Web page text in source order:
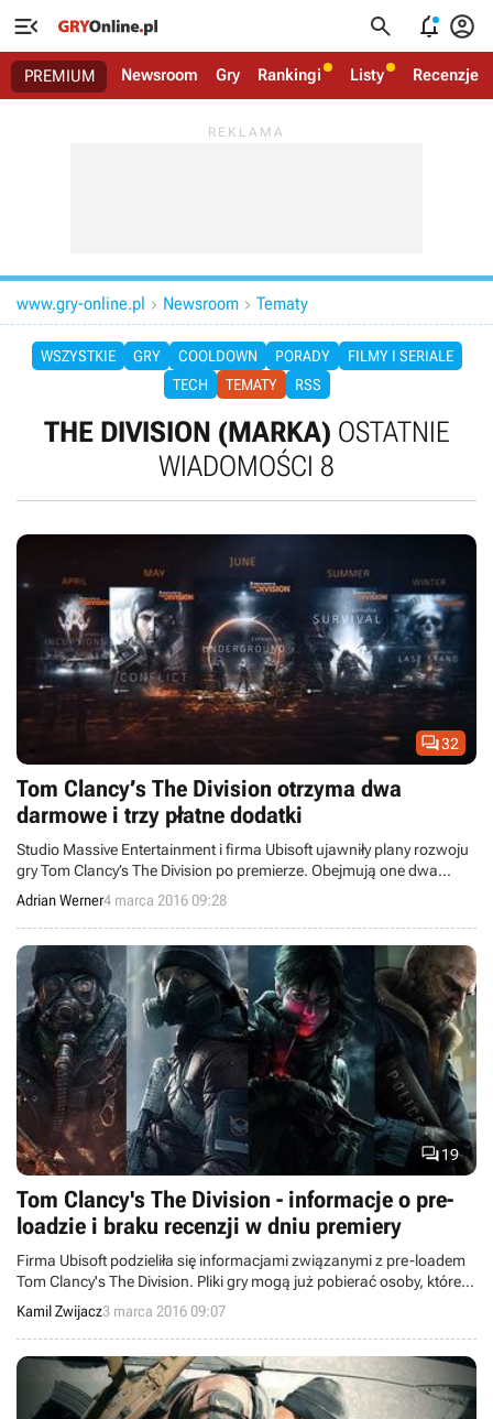
   
PREMIUM Newsroom Gry Rankingi Listy Recenzje
www.gry-online.pl  Newsroom  Tematy
WSZYSTKIE GRY COOLDOWN PORADY
FILMY I SERIALE
TECH
TEMATY RSS
THE DIVISION (MARKA) OSTATNIE
WIADOMOŚCI 8
32
Tom Clancy’s The Division otrzyma dwa
darmowe i trzy płatne dodatki
Studio Massive Entertainment i firma Ubisoft ujawniły plany rozwoju
gry Tom Clancy’s The Division po premierze. Obejmują one dwa
darmowe i trzy płatne dodatki w pierwszym roku obecności tytułu na
rynku, jak również aktualizacje z nową zawartością.
Adrian Werner4 marca 2016 09:28
19
Tom Clancy's The Division - informacje o pre-
loadzie i braku recenzji w dniu premiery
Firma Ubisoft podzieliła się informacjami związanymi z pre-loadem
Tom Clancy's The Division. Pliki gry mogą już pobierać osoby, które
złożyły zamówienia przedpremierowe na cyfrową wersję na Xboksie
One. PC-towcy rozpoczną ściąganie dziś o godzinie 18:00, a
posiadacze PlayStation 4 w niedzielę. Dodatkowo ujawniono, że
recenzenci zaczną testy w tym samym czasie, co reszta graczy, więc
stosowne teksty nie pojawią się w dniu premiery.
Kamil Zwijacz3 marca 2016 09:07